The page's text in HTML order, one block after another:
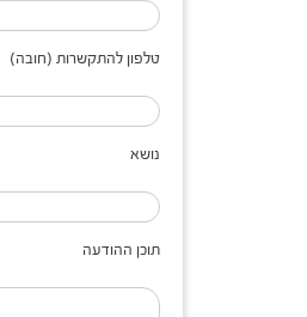
טלפון להתקשרות (חובה)
נושא
תוכן ההודעה